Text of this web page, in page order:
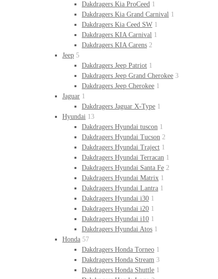
Dakdragers Kia ProCeed 1
Dakdragers Kia Grand Carnival 1
Dakdragers Kia Ceed SW 1
Dakdragers KIA Carnival 1
Dakdragers KIA Carens 2
Jeep 5
Dakdragers Jeep Patriot 1
Dakdragers Jeep Grand Cherokee 3
Dakdragers Jeep Cherokee 1
Jaguar 1
Dakdragers Jaguar X-Type 1
Hyundai 13
Dakdragers Hyundai tuscon 1
Dakdragers Hyundai Tucson 2
Dakdragers Hyundai Traject 1
Dakdragers Hyundai Terracan 1
Dakdragers Hyundai Santa Fe 2
Dakdragers Hyundai Matrix 1
Dakdragers Hyundai Lantra 1
Dakdragers Hyundai i30 1
Dakdragers Hyundai i20 1
Dakdragers Hyundai i10 1
Dakdragers Hyundai Atos 1
Honda 57
Dakdragers Honda Torneo 1
Dakdragers Honda Stream 3
Dakdragers Honda Shuttle 1